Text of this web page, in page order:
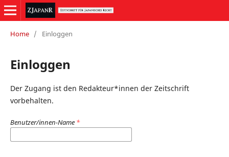
Home / Einloggen
Einloggen
Der Zugang ist den Redakteur*innen der Zeitschrift
vorbehalten.
Benutzer/innen-Name *